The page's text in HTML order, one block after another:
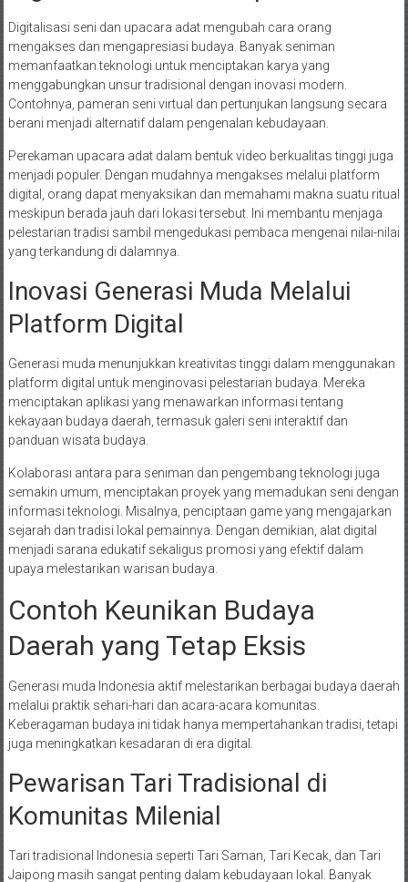
Digitalisasi seni dan upacara adat mengubah cara orang
mengakses dan mengapresiasi budaya. Banyak seniman
memanfaatkan teknologi untuk menciptakan karya yang
menggabungkan unsur tradisional dengan inovasi modern.
Contohnya, pameran seni virtual dan pertunjukan langsung secara
berani menjadi alternatif dalam pengenalan kebudayaan.
Perekaman upacara adat dalam bentuk video berkualitas tinggi juga
menjadi populer. Dengan mudahnya mengakses melalui platform
digital, orang dapat menyaksikan dan memahami makna suatu ritual
meskipun berada jauh dari lokasi tersebut. Ini membantu menjaga
pelestarian tradisi sambil mengedukasi pembaca mengenai nilai-nilai
yang terkandung di dalamnya.
Inovasi Generasi Muda Melalui
Platform Digital
Generasi muda menunjukkan kreativitas tinggi dalam menggunakan
platform digital untuk menginovasi pelestarian budaya. Mereka
menciptakan aplikasi yang menawarkan informasi tentang
kekayaan budaya daerah, termasuk galeri seni interaktif dan
panduan wisata budaya.
Kolaborasi antara para seniman dan pengembang teknologi juga
semakin umum, menciptakan proyek yang memadukan seni dengan
informasi teknologi. Misalnya, penciptaan game yang mengajarkan
sejarah dan tradisi lokal pemainnya. Dengan demikian, alat digital
menjadi sarana edukatif sekaligus promosi yang efektif dalam
upaya melestarikan warisan budaya.
Contoh Keunikan Budaya
Daerah yang Tetap Eksis
Generasi muda Indonesia aktif melestarikan berbagai budaya daerah
melalui praktik sehari-hari dan acara-acara komunitas.
Keberagaman budaya ini tidak hanya mempertahankan tradisi, tetapi
juga meningkatkan kesadaran di era digital.
Pewarisan Tari Tradisional di
Komunitas Milenial
Tari tradisional Indonesia seperti Tari Saman, Tari Kecak, dan Tari
Jaipong masih sangat penting dalam kebudayaan lokal. Banyak